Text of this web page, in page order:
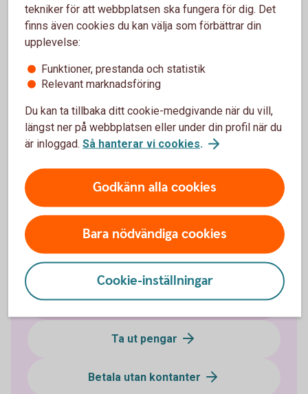
Mer information
Frågor och svar om insättning och uttag
(bankomat.se)
Lösa in ogiltiga sedlar(riksbank.se)
Sedlar och mynt(riksbank.se)
Därför ställer vi frågor för att hindra penningtvätt
Kontanter och bankomater
Gamla sedlar och mynt
Sätta in pengar
Ta ut pengar
Betala utan kontanter
tekniker för att webbplatsen ska fungera för dig. Det
finns även cookies du kan välja som förbättrar din
upplevelse:
Funktioner, prestanda och statistik
Relevant marknadsföring
Du kan ta tillbaka ditt cookie-medgivande när du vill,
längst ner på webbplatsen eller under din profil när du
är inloggad. Så hanterar vi cookies.
Godkänn alla cookies
Bara nödvändiga cookies
Cookie-inställningar